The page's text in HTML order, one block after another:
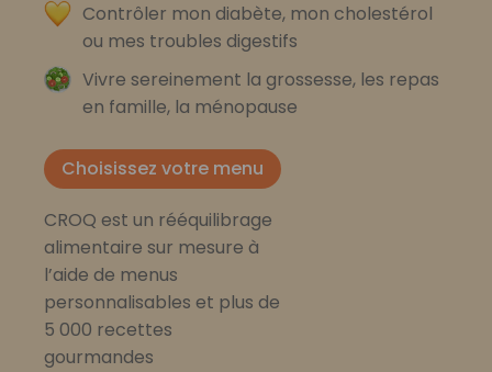
Contrôler mon diabète, mon cholestérol
ou mes troubles digestifs
Vivre sereinement la grossesse, les repas
en famille, la ménopause
Choisissez votre menu
CROQ est un rééquilibrage
alimentaire sur mesure à
l’aide de menus
personnalisables et plus de
5 000 recettes
gourmandes